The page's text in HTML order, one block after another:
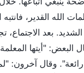
الله القدير، فانتبه
بعد الاجتماع،
البعض: "أيتها
وقال آخرون: